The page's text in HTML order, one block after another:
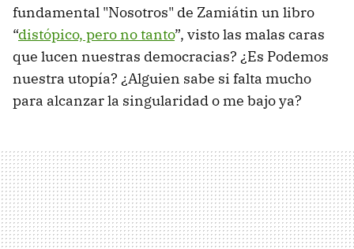
fundamental "Nosotros" de Zamiátin un libro
“distópico, pero no tanto”, visto las malas caras
que lucen nuestras democracias? ¿Es Podemos
nuestra utopía? ¿Alguien sabe si falta mucho
para alcanzar la singularidad o me bajo ya?